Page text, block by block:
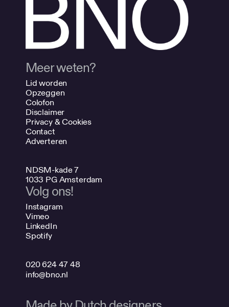
Meer weten?
Lid worden
Opzeggen
Colofon
Disclaimer
Privacy & Cookies
Contact
Adverteren
NDSM-kade 7
1033 PG Amsterdam
Volg ons!
Instagram
Vimeo
LinkedIn
Spotify
020 624 47 48
info@bno.nl